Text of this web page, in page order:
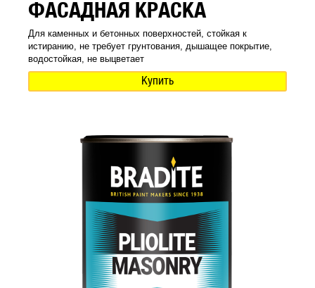
ФАСАДНАЯ КРАСКА
Для каменных и бетонных поверхностей, стойкая к
истиранию, не требует грунтования, дышащее покрытие,
водостойкая, не выцветает
Купить